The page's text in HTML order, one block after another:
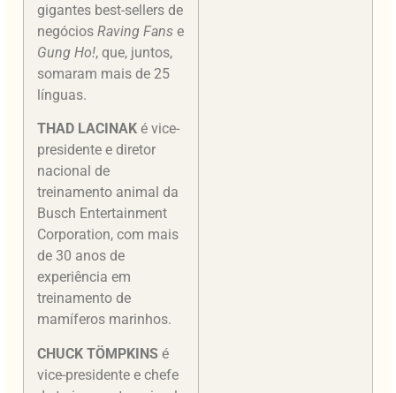
gigantes best-sellers de
negócios Raving Fans e
Gung Ho!, que, juntos,
somaram mais de 25
línguas.
THAD LACINAK é vice-
presidente e diretor
nacional de
treinamento animal da
Busch Entertainment
Corporation, com mais
de 30 anos de
experiência em
treinamento de
mamíferos marinhos.
CHUCK TÖMPKINS é
vice-presidente e chefe